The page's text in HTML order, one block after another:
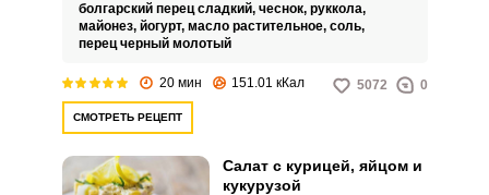
болгарский перец сладкий, чеснок, руккола,
майонез, йогурт, масло растительное, соль,
перец черный молотый
20 мин 151.01 кКал 5072 0
СМОТРЕТЬ РЕЦЕПТ
Салат с курицей, яйцом и
кукурузой